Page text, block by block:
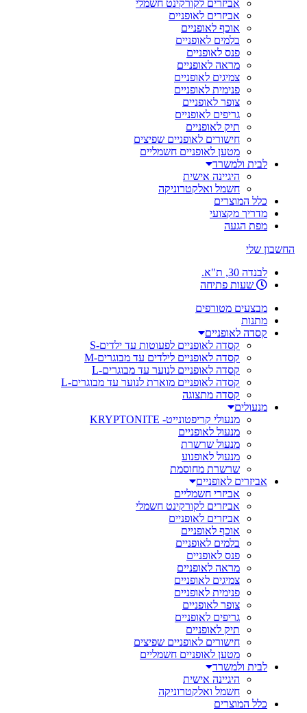
אביזרים לקורקינט חשמלי
אביזרים לאופניים
אוכף לאופניים
בלמים לאופניים
פנס לאופניים
מראה לאופניים
צמיגים לאופניים
פנימית לאופניים
צופר לאופניים
גריפים לאופניים
תיק לאופניים
חישורים לאופניים שפיצים
מטען לאופניים חשמליים
לבית ולמשרד
היגיינה אישית
חשמל ואלקטרוניקה
כלל המוצרים
מדריך מקצועי
מפת הגעה
החשבון שלי
לבנדה 30, ת"א.
שעות פתיחה
מבצעים מטורפים
מתנות
קסדה לאופניים
קסדה לאופניים לפעוטות עד ילדים-S
קסדה לאופניים לילדים עד מבוגרים-M
קסדה לאופניים לנוער עד מבוגרים-L
קסדה לאופניים מוארת לנוער עד מבוגרים-L
קסדה מתצוגה
מנעולים
מנעולי קריפטונייט- KRYPTONITE
מנעול לאופניים
מנעול שרשרת
מנעול לאופנוע
שרשרת מחוסמת
אביזרים לאופניים
אביזרי חשמליים
אביזרים לקורקינט חשמלי
אביזרים לאופניים
אוכף לאופניים
בלמים לאופניים
פנס לאופניים
מראה לאופניים
צמיגים לאופניים
פנימית לאופניים
צופר לאופניים
גריפים לאופניים
תיק לאופניים
חישורים לאופניים שפיצים
מטען לאופניים חשמליים
לבית ולמשרד
היגיינה אישית
חשמל ואלקטרוניקה
כלל המוצרים